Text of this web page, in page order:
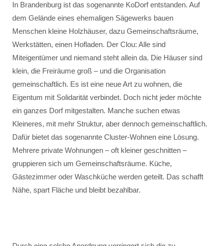
In Brandenburg ist das sogenannte KoDorf entstanden. Auf
dem Gelände eines ehemaligen Sägewerks bauen
Menschen kleine Holzhäuser, dazu Gemeinschaftsräume,
Werkstätten, einen Hofladen. Der Clou: Alle sind
Miteigentümer und niemand steht allein da. Die Häuser sind
klein, die Freiräume groß – und die Organisation
gemeinschaftlich. Es ist eine neue Art zu wohnen, die
Eigentum mit Solidarität verbindet. Doch nicht jeder möchte
ein ganzes Dorf mitgestalten. Manche suchen etwas
Kleineres, mit mehr Struktur, aber dennoch gemeinschaftlich.
Dafür bietet das sogenannte Cluster-Wohnen eine Lösung.
Mehrere private Wohnungen – oft kleiner geschnitten –
gruppieren sich um Gemeinschaftsräume. Küche,
Gästezimmer oder Waschküche werden geteilt. Das schafft
Nähe, spart Fläche und bleibt bezahlbar.